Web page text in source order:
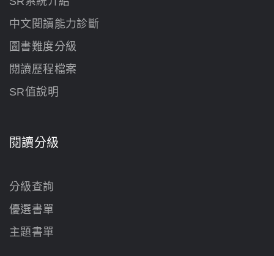
中文閱讀能力診斷
圖書難度分級
閱讀歷程檔案
SR值說明
閱讀分級
分級查詢
優選書單
主題書單